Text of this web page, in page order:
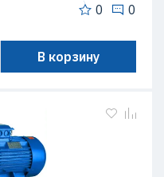
0 0
В корзину